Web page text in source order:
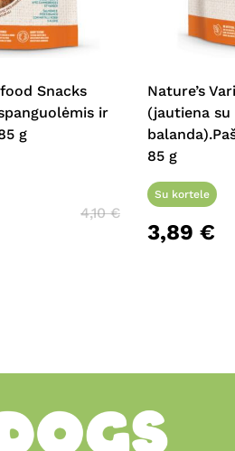
Snacks
ir
g
4,10€
Nature’s
(jautiena
85 g
Su kortele
3,89 €